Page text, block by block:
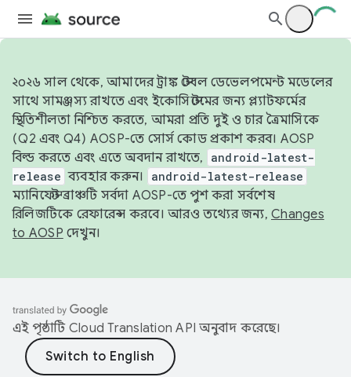
২০২৬ সাল থেকে, আমাদের ট্রাঙ্ক স্টেবল ডেভেলপমেন্ট মডেলের
সাথে সামঞ্জস্য রাখতে এবং ইকোসিস্টেমের জন্য প্ল্যাটফর্মের
স্থিতিশীলতা নিশ্চিত করতে, আমরা প্রতি দুই ও চার ত্রৈমাসিকে
(Q2 এবং Q4) AOSP-তে সোর্স কোড প্রকাশ করব। AOSP
বিল্ড করতে এবং এতে অবদান রাখতে,
android-latest-
release ব্যবহার করুন। android-latest-release
ম্যানিফেস্ট ব্রাঞ্চটি সর্বদা AOSP-তে পুশ করা সর্বশেষ
রিলিজটিকে রেফারেন্স করবে। আরও তথ্যের জন্য, Changes
to AOSP দেখুন।
এই পৃষ্ঠাটি Cloud Translation API অনুবাদ করেছে।